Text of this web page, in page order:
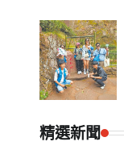
精選新聞